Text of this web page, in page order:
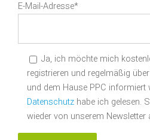
E-Mail-Adresse*
Ja, ich möchte mich
registrieren und regelmäßig
und dem Hause PPC informiert
Datenschutzhabe ich gelesen.
wieder von unserem Newsletter